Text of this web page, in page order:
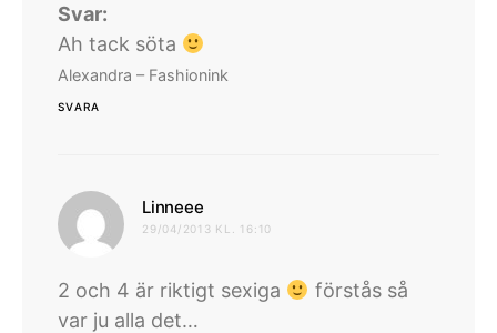
Svar:
Ah tack söta
Alexandra – Fashionink
SVARA
Linneee
29/04/2013 KL. 16:10
2 och 4 är riktigt sexiga
förstås så
var ju alla det…